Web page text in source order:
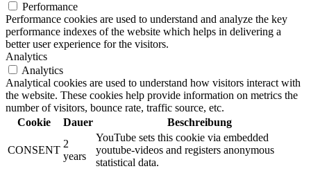
Performance
Performance cookies are used to understand and analyze the key
performance indexes of the website which helps in delivering a
better user experience for the visitors.
Analytics
Analytics
Analytical cookies are used to understand how visitors interact with
the website. These cookies help provide information on metrics the
number of visitors, bounce rate, traffic source, etc.
Cookie
Dauer Beschreibung
CONSENT
2
years
YouTube sets this cookie via embedded
youtube-videos and registers anonymous
statistical data.